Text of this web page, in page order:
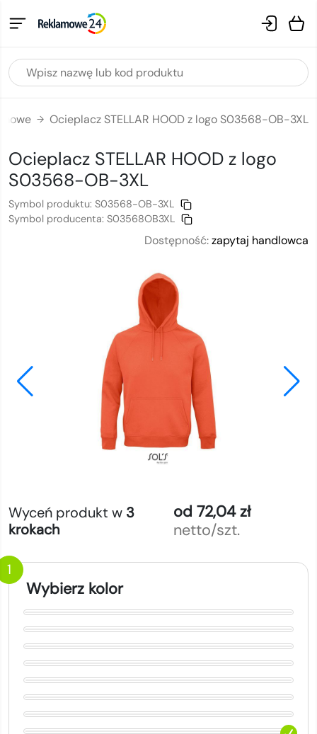
→ Ocieplacz STELLAR HOOD z logo S03568-OB-3XL
Ocieplacz STELLAR HOOD z logo
S03568-OB-3XL
Symbol produktu: S03568-OB-3XL
Symbol producenta: S03568OB3XL
Dostępność:zapytaj handlowca
Wyceń produkt w 3
krokach
od 72,04 zł
netto/szt.
1
Wybierz kolor